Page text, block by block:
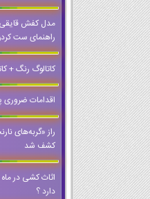
مدل کفش قایقی
راهنمای ست
کاتالوگ رنگ +
اقدامات
کشف شد
اثاث کشی در
دارد ؟